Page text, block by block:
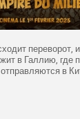
переворот,
в Галлию, где
в